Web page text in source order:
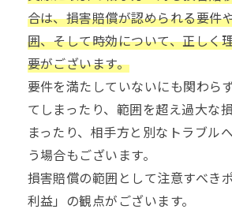
合は、損害賠償が認められる要件
囲、そして時効について、正しく
要がございます。
要件を満たしていないにも関わら
てしまったり、範囲を超え過大な
まったり、相手方と別なトラブル
う場合もございます。
損害賠償の範囲として注意すべき
利益」の観点がございます。